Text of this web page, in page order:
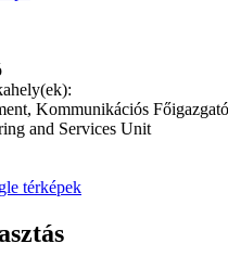
Kommunikációs
and Services Unit
térképek